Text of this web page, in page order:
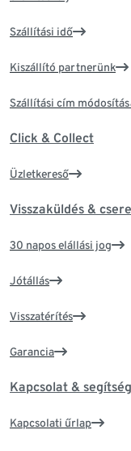
Szállítási idő
Kiszállító partnerünk
Szállítási cím
Click & Collect
Üzletkereső
Visszaküldés & csere
30 napos elállási jog
Jótállás
Visszatérítés
Garancia
Kapcsolat & segítség
Kapcsolati űrlap